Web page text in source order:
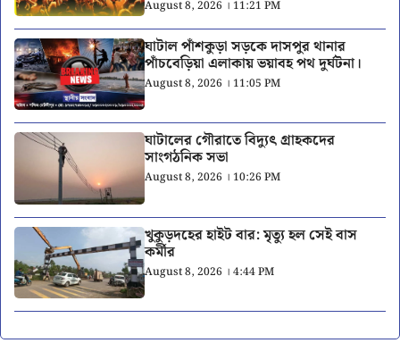
August 8, 2026 । 11:21 PM
ঘাটাল পাঁশকুড়া সড়কে দাসপুর থানার
পাঁচবেড়িয়া এলাকায় ভয়াবহ পথ দুর্ঘটনা।
August 8, 2026 । 11:05 PM
ঘাটালের গৌরাতে বিদ্যুৎ গ্রাহকদের
সাংগঠনিক সভা
August 8, 2026 । 10:26 PM
খুকুড়দহের হাইট বার: মৃত্যু হল সেই বাস
কর্মীর
August 8, 2026 । 4:44 PM